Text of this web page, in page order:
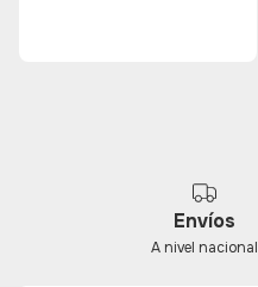
Envíos
A nivel nacional